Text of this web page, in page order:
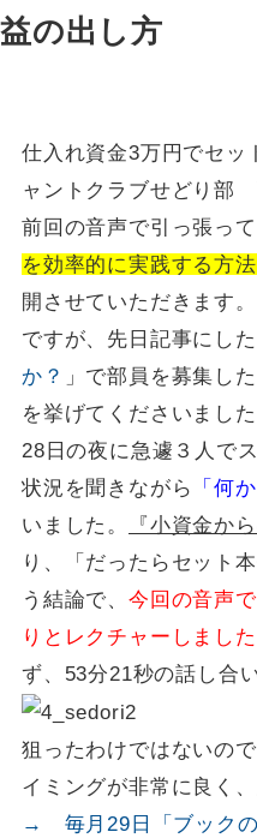
益の出し方
仕入れ資金3万円でセッ
ャントクラブせどり部
前回の音声で引っ張っ
を効率的に実践する方法
開させていただきます
ですが、先日記事にした
か？
」で部員を募集し
を挙げてくださいまし
28日の夜に急遽３人で
状況を聞きながら
「何
いました。
『小資金か
り、「だったらセット
う結論で、 今回の音声
りとレクチャーしました
ず、53分21秒の話し合
狙ったわけではないの
イミングが非常に良く
→ 毎月29日「ブックの